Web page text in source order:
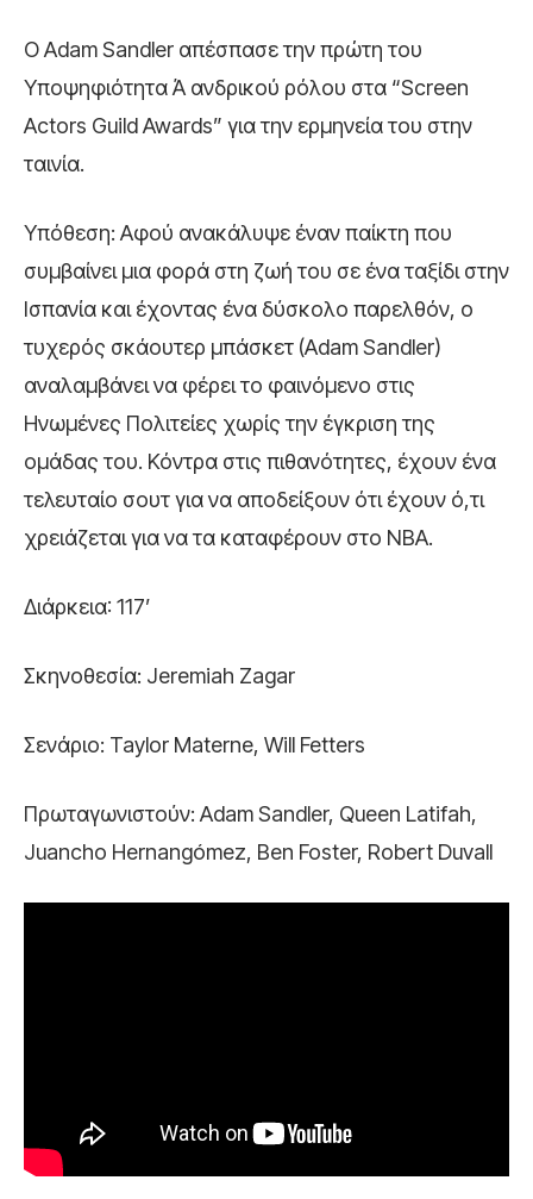
Ο Adam Sandler απέσπασε την πρώτη του
Υποψηφιότητα Ά ανδρικού ρόλου στα “Screen
Actors Guild Awards” για την ερμηνεία του στην
ταινία.
Υπόθεση: Αφού ανακάλυψε έναν παίκτη που
συμβαίνει μια φορά στη ζωή του σε ένα ταξίδι στην
Ισπανία και έχοντας ένα δύσκολο παρελθόν, ο
τυχερός σκάουτερ μπάσκετ (Adam Sandler)
αναλαμβάνει να φέρει το φαινόμενο στις
Ηνωμένες Πολιτείες χωρίς την έγκριση της
ομάδας του. Κόντρα στις πιθανότητες, έχουν ένα
τελευταίο σουτ για να αποδείξουν ότι έχουν ό,τι
χρειάζεται για να τα καταφέρουν στο ΝΒΑ.
Διάρκεια: 117’
Σκηνοθεσία: Jeremiah Zagar
Σενάριο: Taylor Materne, Will Fetters
Πρωταγωνιστούν: Adam Sandler, Queen Latifah,
Juancho Hernangómez, Ben Foster, Robert Duvall